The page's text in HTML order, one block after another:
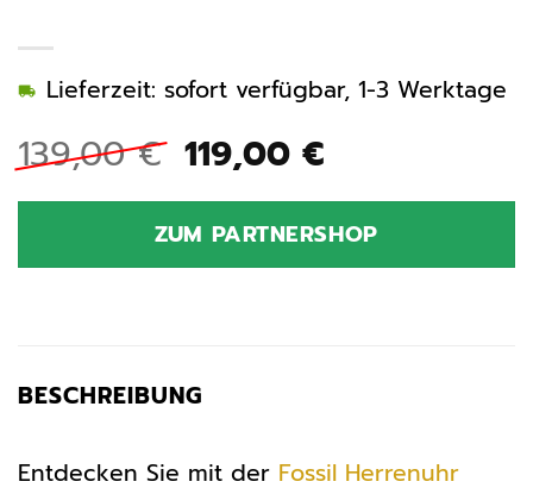
139,00€ Ursprünglicher
Preis
war:
139,00 €
119,00 €Aktueller
ist:
119,00 €.
Lieferzeit: sofort verfügbar, 1-3 Werktage
ZUM PARTNERSHOP
BESCHREIBUNG
Entdecken Sie mit der Fossil Herrenuhr